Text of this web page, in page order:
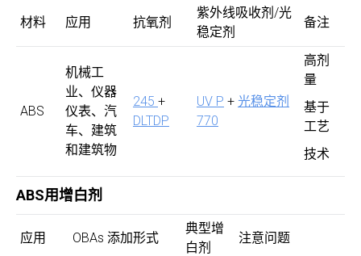
材料 应用 抗氧剂
紫外线吸收剂/光
稳定剂
备注
ABS
机械工
业、仪器
仪表、汽
车、建筑
和建筑物
245 +
DLTDP
UV P + 光稳定剂
770
高剂
量
基于
工艺
技术
ABS用增白剂
应用 OBAs 添加形式
典型增
白剂
注意问题